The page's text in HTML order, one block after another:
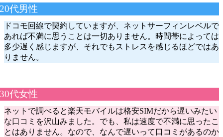
20代男性
ドコモ回線で契約していますが、ネットサーフィンレベルで
あれば不満に思うことは一切ありません。時間帯によっては
多少遅く感じますが、それでもストレスを感じるほどではあ
りません。
30代女性
ネットで調べると楽天モバイルは格安SIMだから遅いみたい
な口コミを沢山みました。でも、私は速度で不満に思ったこ
とはありません。なので、なんで遅いって口コミがあるのか